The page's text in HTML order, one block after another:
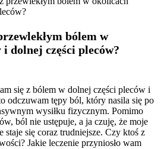
bólem w
dolnej części pleców?
się z bólem w dolnej części pleców i
odczuwam tępy ból, który nasila się po
wysiłku fizycznym. Pomimo
ból nie ustępuje, a ja czuję, że moje
staje się coraz trudniejsze. Czy ktoś z
Jakie leczenie przyniosło wam